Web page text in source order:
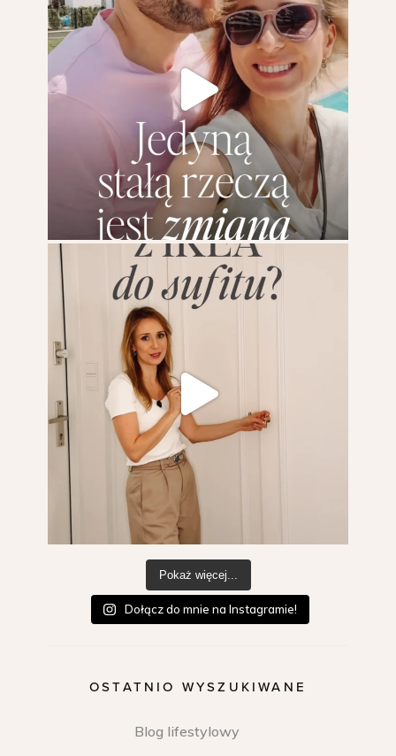
Pokaż więcej...
Dołącz do mnie na Instagramie!
OSTATNIO WYSZUKIWANE
Blog lifestylowy